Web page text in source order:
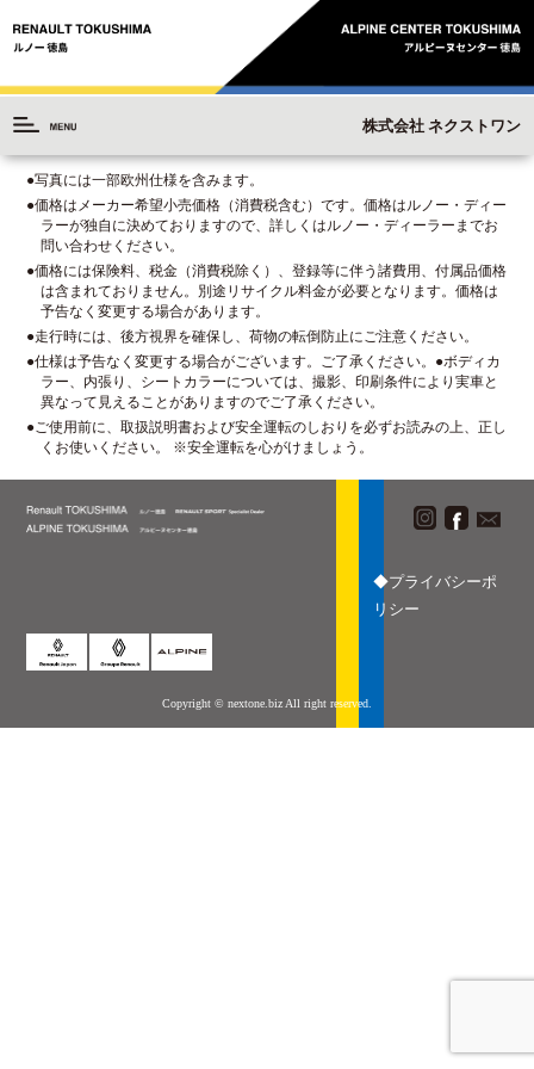
株式会社 ネクストワン
●写真には一部欧州仕様を含みます。
●価格はメーカー希望小売価格（消費税含む）です。価格はルノー・ディー
ラーが独自に決めておりますので、詳しくはルノー・ディーラーまでお
問い合わせください。
●価格には保険料、税金（消費税除く）、登録等に伴う諸費用、付属品価格
は含まれておりません。別途リサイクル料金が必要となります。価格は
予告なく変更する場合があります。
●走行時には、後方視界を確保し、荷物の転倒防止にご注意ください。
●仕様は予告なく変更する場合がございます。ご了承ください。●ボディカ
ラー、内張り、シートカラーについては、撮影、印刷条件により実車と
異なって見えることがありますのでご了承ください。
●ご使用前に、取扱説明書および安全運転のしおりを必ずお読みの上、正し
くお使いください。 ※安全運転を心がけましょう。
◆プライバシーポ
リシー
Copyright © nextone.biz All right reserved.